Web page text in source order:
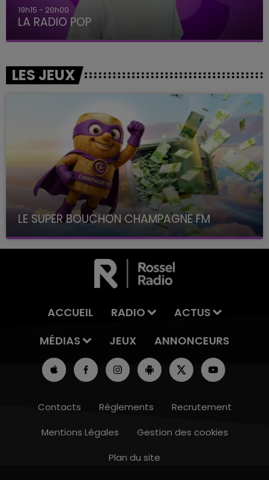
19h00 - 19h15
19h15 - 20h00
LA RADIO POP
LES JEUX
LE SUPER BOUCHON CHAMPAGNE FM
avec La Famille Champagne FM, à 8H10
ACCUEIL RADIO
ACTUS
MÉDIAS
JEUX ANNONCEURS
Contacts Règlements
Recrutement
Mentions Légales
Gestion des cookies
Plan du site